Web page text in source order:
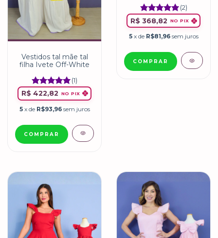
Vestidos tal mãe tal
filha Ivete Off-White
(1)
R$ 422,82 NO PIX
5 x de R$93,96 sem juros
COMPRAR
(2)
R$ 368,82 NO PIX
5 x de R$81,96 sem juros
COMPRAR